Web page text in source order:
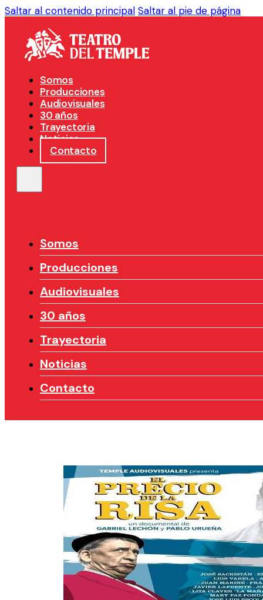
Saltar al contenido principal Saltar al pie de página
Somos
Producciones
Audiovisuales
30 años
Trayectoria
Noticias
Contacto
Somos
Producciones
Audiovisuales
30 años
Trayectoria
Noticias
Contacto